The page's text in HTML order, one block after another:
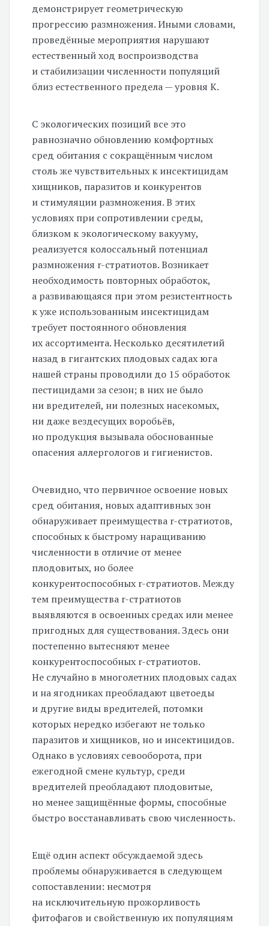
демонстрирует геометрическую
прогрессию размножения. Иными словами,
проведённые мероприятия нарушают
естественный ход воспроизводства
и стабилизации численности популяций
близ естественного предела — уровня К.
С экологических позиций все это
равнозначно обновлению комфортных
сред обитания с сокращённым числом
столь же чувствительных к инсектицидам
хищников, паразитов и конкурентов
и стимуляции размножения. В этих
условиях при сопротивлении среды,
близком к экологическому вакууму,
реализуется колоссальный потенциал
размножения r-стратиотов. Возникает
необходимость повторных обработок,
а развивающаяся при этом резистентность
к уже использованным инсектицидам
требует постоянного обновления
их ассортимента. Несколько десятилетий
назад в гигантских плодовых садах юга
нашей страны проводили до 15 обработок
пестицидами за сезон; в них не было
ни вредителей, ни полезных насекомых,
ни даже вездесущих воробьёв,
но продукция вызывала обоснованные
опасения аллергологов и гигиенистов.
Очевидно, что первичное освоение новых
сред обитания, новых адаптивных зон
обнаруживает преимущества r-стратиотов,
способных к быстрому наращиванию
численности в отличие от менее
плодовитых, но более
конкурентоспособных r-стратиотов. Между
тем преимущества r-стратиотов
выявляются в освоенных средах или менее
пригодных для существования. Здесь они
постепенно вытесняют менее
конкурентоспособных r-стратиотов.
Не случайно в многолетних плодовых садах
и на ягодниках преобладают цветоеды
и другие виды вредителей, потомки
которых нередко избегают не только
паразитов и хищников, но и инсектицидов.
Однако в условиях севооборота, при
ежегодной смене культур, среди
вредителей преобладают плодовитые,
но менее защищённые формы, способные
быстро восстанавливать свою численность.
Ещё один аспект обсуждаемой здесь
проблемы обнаруживается в следующем
сопоставлении: несмотря
на исключительную прожорливость
фитофагов и свойственную их популяциям